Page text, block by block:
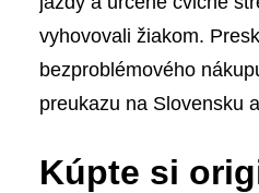
vyhovovali žiakom.
bezproblémového
preukazu na Slovensku
Kúpte si